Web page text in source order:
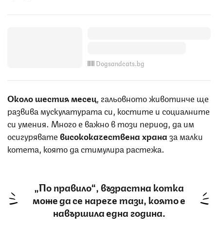
Dogsandcats.bg
Около шестия месец , гальовното животинче ще
развива мускулатурата си, костите и социалните
си умения. Много е важно в този период, да им
осигуряватевисококачествена храназа малки
котета, която да стимулира растежа.
„По правило“, възрастна котка
може да се нарече тази, която е
навършила една година.